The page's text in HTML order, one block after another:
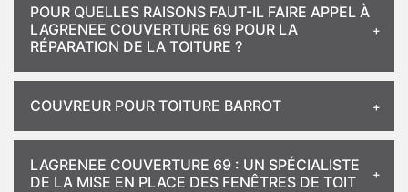
POUR QUELLES RAISONS FAUT-IL FAIRE APPEL À
LAGRENEE COUVERTURE 69 POUR LA
RÉPARATION DE LA TOITURE ?
COUVREUR POUR TOITURE BARROT
LAGRENEE COUVERTURE 69 : UN SPÉCIALISTE
DE LA MISE EN PLACE DES FENÊTRES DE TOIT